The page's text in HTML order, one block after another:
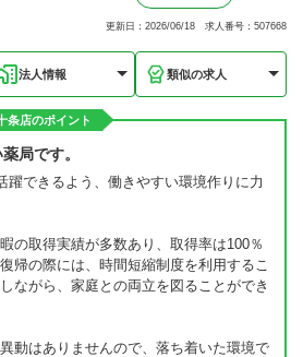
更新日：2026/06/18 求人番号：507668
法人情報 類似の求人
条店のポイント
局です。
躍できるよう、働きやすい環境作りに力
の取得実績が多数あり、取得率は100％
帰の際には、時間短縮制度を利用するこ
ながら、家庭との両立を図ることができ
動はありませんので、落ち着いた環境で